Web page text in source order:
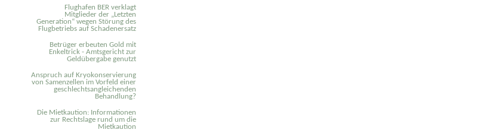
Flughafen BER verklagt
Mitglieder der „Letzten
Generation“ wegen Störung des
Flugbetriebs auf Schadenersatz
Betrüger erbeuten Gold mit
Enkeltrick - Amtsgericht zur
Geldübergabe genutzt
Anspruch auf Kryokonservierung
von Samenzellen im Vorfeld einer
geschlechtsangleichenden
Behandlung?
Die Mietkaution: Informationen
zur Rechtslage rund um die
Mietkaution